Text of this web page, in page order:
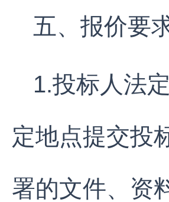
五、报价要
1.投标人法
定地点提交投
署的文件、资